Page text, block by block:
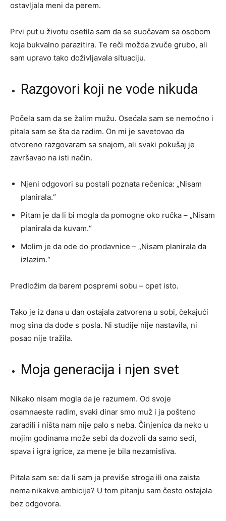
ostavljala meni da perem.
Prvi put u životu osetila sam da se suočavam sa osobom
koja bukvalno parazitira. Te reči možda zvuče grubo, ali
sam upravo tako doživljavala situaciju.
Razgovori koji ne vode nikuda
Počela sam da se žalim mužu. Osećala sam se nemoćno i
pitala sam se šta da radim. On mi je savetovao da
otvoreno razgovaram sa snajom, ali svaki pokušaj je
završavao na isti način.
Njeni odgovori su postali poznata rečenica: „Nisam
planirala.“
Pitam je da li bi mogla da pomogne oko ručka – „Nisam
planirala da kuvam.“
Molim je da ode do prodavnice – „Nisam planirala da
izlazim.“
Predložim da barem pospremi sobu – opet isto.
Tako je iz dana u dan ostajala zatvorena u sobi, čekajući
mog sina da dođe s posla. Ni studije nije nastavila, ni
posao nije tražila.
Moja generacija i njen svet
Nikako nisam mogla da je razumem. Od svoje
osamnaeste radim, svaki dinar smo muž i ja pošteno
zaradili i ništa nam nije palo s neba. Činjenica da neko u
mojim godinama može sebi da dozvoli da samo sedi,
spava i igra igrice, za mene je bila nezamisliva.
Pitala sam se: da li sam ja previše stroga ili ona zaista
nema nikakve ambicije? U tom pitanju sam često ostajala
bez odgovora.